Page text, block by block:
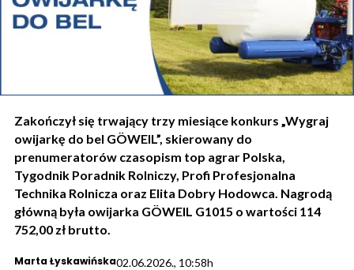
Zakończył się trwający trzy miesiące konkurs „Wygraj
owijarkę do bel GÖWEIL”, skierowany do
prenumeratorów czasopism top agrar Polska,
Tygodnik Poradnik Rolniczy, Profi Profesjonalna
Technika Rolnicza oraz Elita Dobry Hodowca. Nagrodą
główną była owijarka GÖWEIL G1015 o wartości 114
752,00 zł brutto.
Marta Łyskawińska02.06.2026., 10:58h